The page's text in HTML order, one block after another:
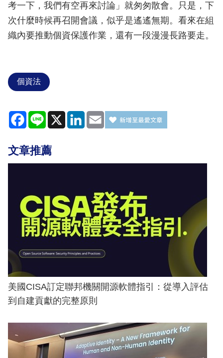
考一下，我們有空再來討論」就匆匆散會。只是，下
次什麼時候再召開會議，似乎是遙遙無期。看來在組
織內要推動個資保護作業，還有一段漫漫長路要走。
個資法
Facebook
Line X LinkedIn
Email
文章推薦
美國CISA訂定聯邦機關開源軟體指引：從導入評估
到自建貢獻的完整原則